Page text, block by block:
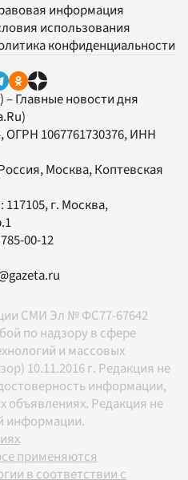
информация
использования
конфиденциальности
– Главные новости дня
, ОГРН 1067761730376, ИНН
Москва, Коптевская
117105, г. Москва,
00-12
СМИ Эл № ФС77-67642
по надзору в сфере
и массовых
10.11.2016 г. Редакция не
информации,
Редакция не
информации.
применяются
в соответствии с